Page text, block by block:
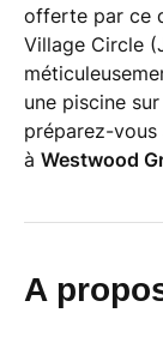
offerte par ce
Village Circle
une piscine
préparez-
à Westwood
A